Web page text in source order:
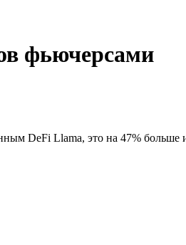
фьючерсами
DeFi Llama, это на 47% больше